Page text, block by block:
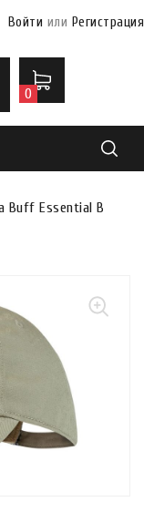
Войти или Регистрация
0
Buff Essential